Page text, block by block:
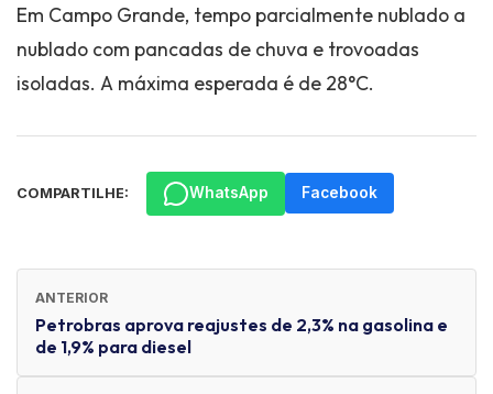
Em Campo Grande, tempo parcialmente nublado a
nublado com pancadas de chuva e trovoadas
isoladas. A máxima esperada é de 28°C.
COMPARTILHE: WhatsApp Facebook
ANTERIOR
Petrobras aprova reajustes de 2,3% na gasolina e
de 1,9% para diesel